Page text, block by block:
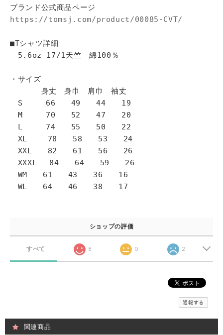
ブランド公式商品ページ
https://tomsj.com/product/00085-CVT/
■Tシャツ詳細
5.6oz 17/1天竺 綿100％
・サイズ
身丈 身巾 肩巾 袖丈
S 66 49 44 19
M 70 52 47 20
L 74 55 50 22
XL 78 58 53 24
XXL 82 61 56 26
XXXL 84 64 59 26
WM 61 43 36 16
WL 64 46 38 17
ショップの評価
すべて 8 0 2
通報する
関連商品